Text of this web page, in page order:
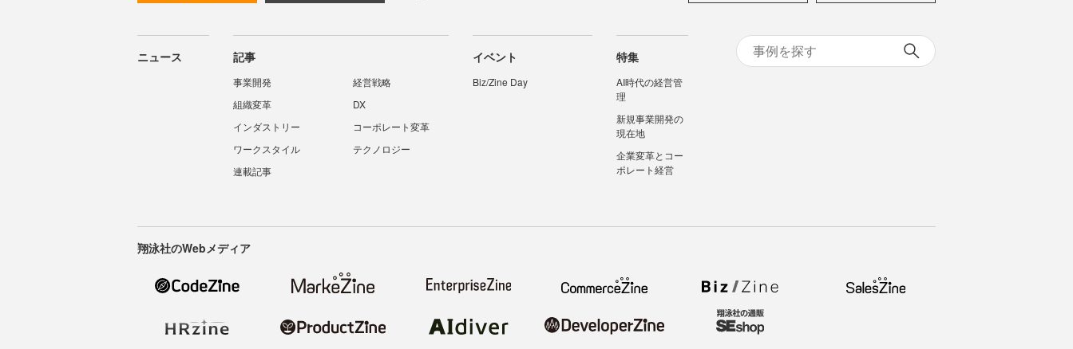
ニュース 記事
事業開発
経営戦略
組織変革
DX
インダストリー
コーポレート変革
ワークスタイル
テクノロジー
連載記事
イベント
Biz/Zine Day
特集
AI時代の経営管
理
新規事業開発の
現在地
企業変革とコー
ポレート経営
翔泳社のWebメディア